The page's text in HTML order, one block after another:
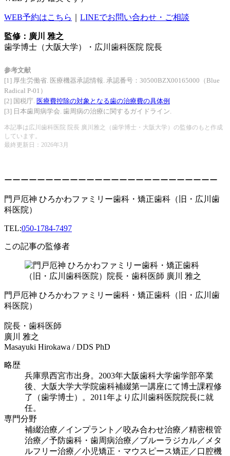
WEB予約はこちら LINEでお問い合わせ・ご相談
監修：廣川 雅之
歯学博士（大阪大学）・広川歯科医院 院長
参考文献
[1] 厚生労働省. 医療機器承認情報. 承認番号：30500BZX00165000（Blue
Radical P-01）
[2] 国税庁. 医療費控除の対象となる歯の治療費の具体例
[3] 日本歯周病学会. 歯周病の治療に関するガイドライン.
本記事は広川歯科医院 院長 廣川雅之（歯学博士・大阪大学）の監修のもと作成
しています。
最終更新日：2026年3月
ーーーーーーーーーーーーーーーーーーーーーーーーーー
門戸厄神 ひろかわファミリー歯科・矯正歯科（旧・広川歯
科医院）
TEL:050-1784-7497
この記事の監修者
門戸厄神 ひろかわファミリー歯科・矯正歯科（旧・広川歯
科医院）
院長・歯科医師
廣川 雅之
Masayuki Hirokawa / DDS PhD
略歴
兵庫県西宮市出身。2003年大阪歯科大学歯学部卒業
後、大阪大学大学院歯科補綴第一講座にて博士課程修
了（歯学博士）。2011年より広川歯科医院院長に就
任。
専門分野
補綴治療／インプラント／咬み合わせ治療／精密根管
治療／予防歯科・歯周病治療／ブルーラジカル／メタ
ルフリー治療／小児矯正・マウスピース矯正／口腔機